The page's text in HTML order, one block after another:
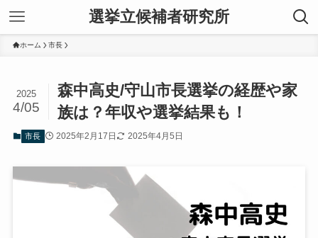
選挙立候補者研究所
ホーム 市長
森中高史/守山市長選挙の経歴や家
族は？年収や選挙結果も！
2025
4/05
市長 2025年2月17日 2025年4月5日